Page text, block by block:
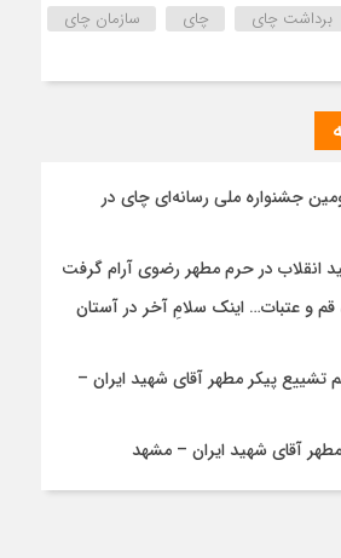
برداشت چای چای
سازمان چای
جشنواره ملی رسانه‌ای چای در
انقلاب در حرم مطهر رضوی آرام گرفت
و عتبات… اینک سلامِ آخر در آستان
تشییع پیکر مطهر آقای شهید ایران –
آقای شهید ایران – مشهد